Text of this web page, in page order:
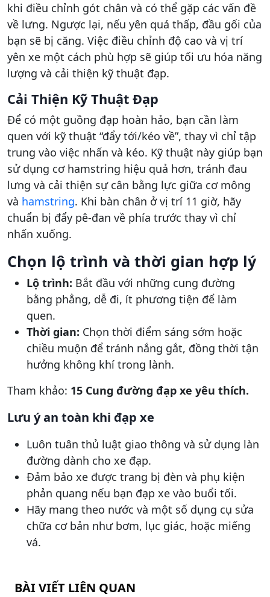
khi điều chỉnh gót chân và có thể gặp các vấn đề
về lưng. Ngược lại, nếu yên quá thấp, đầu gối của
bạn sẽ bị căng. Việc điều chỉnh độ cao và vị trí
yên xe một cách phù hợp sẽ giúp tối ưu hóa năng
lượng và cải thiện kỹ thuật đạp.
Cải Thiện Kỹ Thuật Đạp
Để có một guồng đạp hoàn hảo, bạn cần làm
quen với kỹ thuật “đẩy tới/kéo về”, thay vì chỉ tập
trung vào việc nhấn và kéo. Kỹ thuật này giúp bạn
sử dụng cơ hamstring hiệu quả hơn, tránh đau
lưng và cải thiện sự cân bằng lực giữa cơ mông
và hamstring. Khi bàn chân ở vị trí 11 giờ, hãy
chuẩn bị đẩy pê-đan về phía trước thay vì chỉ
nhấn xuống.
Chọn lộ trình và thời gian hợp lý
Lộ trình: Bắt đầu với những cung đường
bằng phẳng, dễ đi, ít phương tiện để làm
quen.
Thời gian: Chọn thời điểm sáng sớm hoặc
chiều muộn để tránh nắng gắt, đồng thời tận
hưởng không khí trong lành.
Tham khảo: 15 Cung đường đạp xe yêu thích.
Lưu ý an toàn khi đạp xe
Luôn tuân thủ luật giao thông và sử dụng làn
đường dành cho xe đạp.
Đảm bảo xe được trang bị đèn và phụ kiện
phản quang nếu bạn đạp xe vào buổi tối.
Hãy mang theo nước và một số dụng cụ sửa
chữa cơ bản như bơm, lục giác, hoặc miếng
vá.
BÀI VIẾT LIÊN QUAN